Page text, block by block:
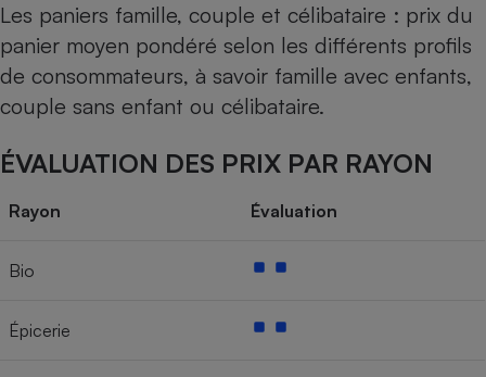
Les paniers famille, couple et célibataire : prix du
panier moyen pondéré selon les différents profils
de consommateurs, à savoir famille avec enfants,
couple sans enfant ou célibataire.
ÉVALUATION DES PRIX PAR RAYON
Rayon Évaluation
Bio
Épicerie